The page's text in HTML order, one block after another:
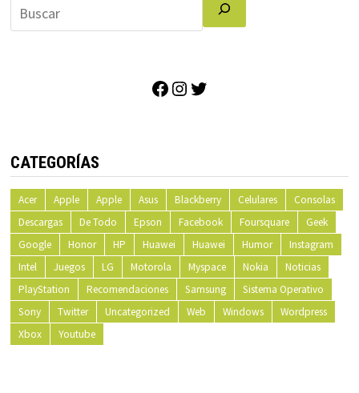
Facebook
Instagram
CATEGORÍAS
Acer Apple Apple Asus Blackberry Celulares
Consolas
Descargas
De Todo Epson Facebook Foursquare
Geek
Google
Honor HP Huawei Huawei Humor
Instagram
Intel
Juegos LG Motorola Myspace Nokia
Noticias
PlayStation
Recomendaciones Samsung
Sistema Operativo
Sony
Twitter Uncategorized Web Windows
Wordpress
Xbox
Youtube